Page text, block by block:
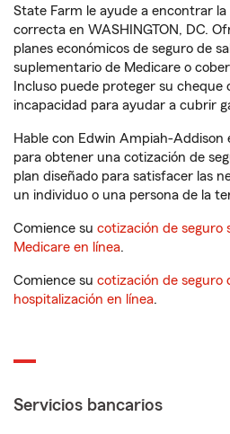
State Farm le ayude a encontrar la
correcta en WASHINGTON, DC.
planes económicos de seguro de
suplementario de Medicare o
Incluso puede proteger su cheque
incapacidad para ayudar a cubrir
Hable con Edwin Ampiah-Addison
para obtener una cotización de
plan diseñado para satisfacer las
un individuo o una persona de la
Comience su cotización de seguro
Medicare en línea.
Comience su cotización de seguro
hospitalización en línea.
Servicios bancarios